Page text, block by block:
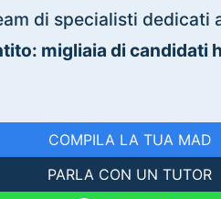
di specialisti dedicati
migliaia di candidati
COMPILA LA TUA MAD
PARLA CON UN TUTOR